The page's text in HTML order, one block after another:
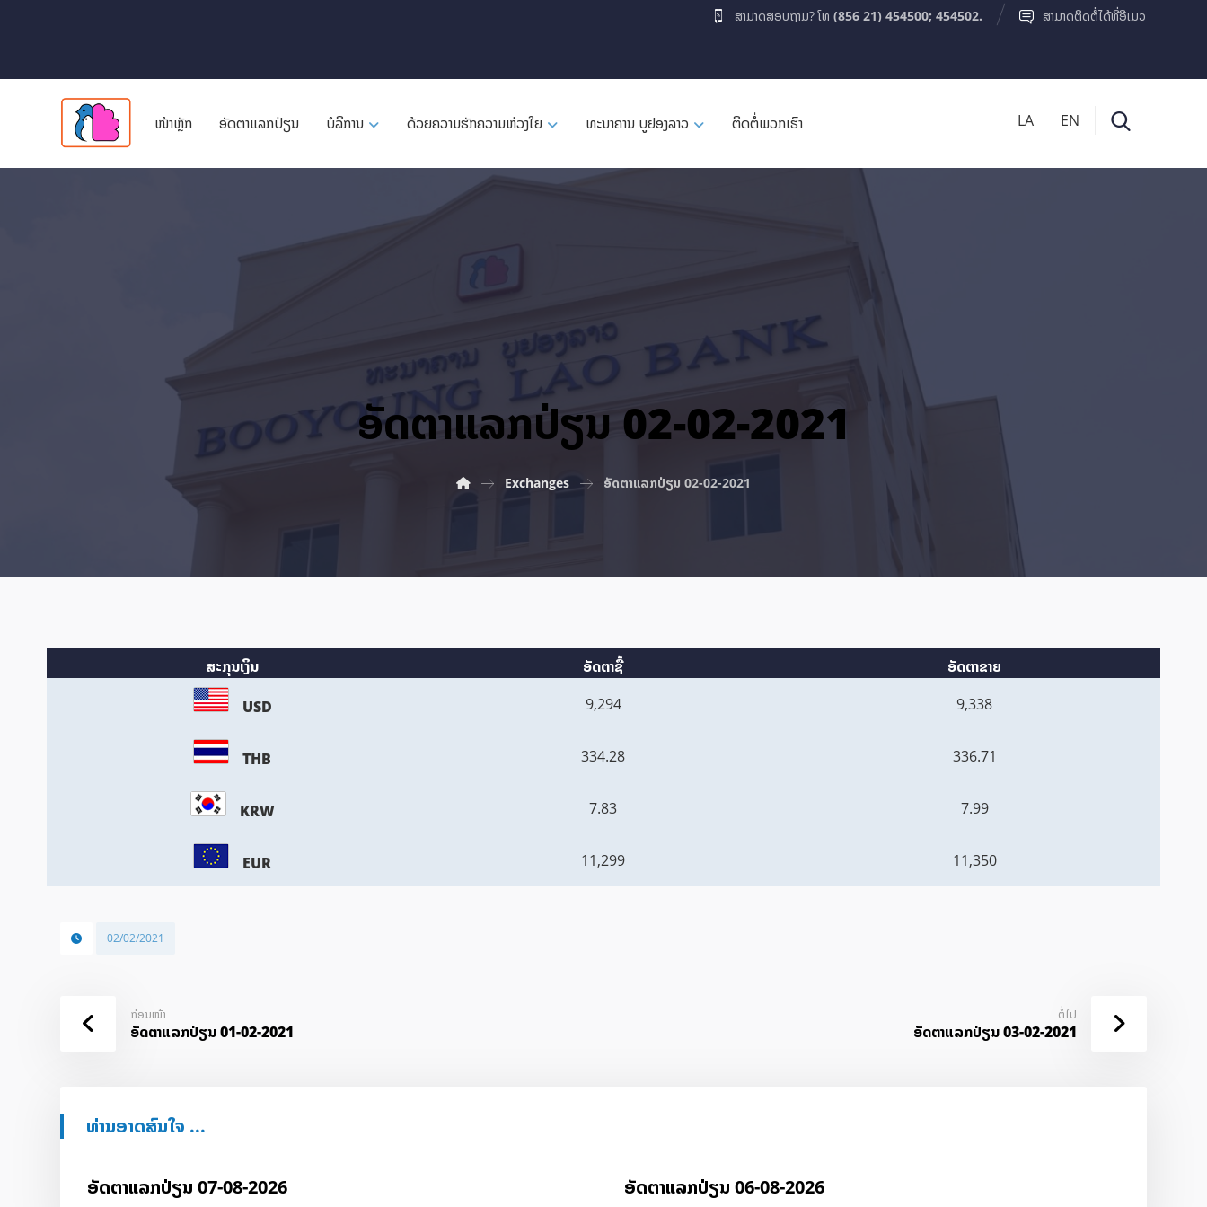
ສາມາດຕິດຕໍ່ໄດ້ທີ່ອີເມວ
ສາມາດສອບຖາມ? ໂທ(856 21) 454500; 454502.
ໜ້າຫຼັກ ອັດ​ຕາ​ແລກ​ປ່ຽນ ບໍລິການ ດ້ວຍຄວາມຮັກຄວາມຫ່ວງໃຍ ທະນາຄານ ບູຢອງລາວ ຕິດຕໍ່ພວກເຮົາ LA EN
ອັດ​ຕາ​ແລກ​ປ່ຽນ 02-02-2021
Exchanges ອັດ​ຕາ​ແລກ​ປ່ຽນ 02-02-2021
ສະກຸນເງິນ ອັດຕາຊື້ ອັດຕາຂາຍ
USD 9,294 9,338
THB 334.28 336.71
KRW 7.83 7.99
EUR 11,299 11,350
02/02/2021
ກ່ອນໜ້າ
ອັດ​ຕາ​ແລກ​ປ່ຽນ 01-02-2021
ຕໍ່ໄປ
ອັດ​ຕາ​ແລກ​ປ່ຽນ 03-02-2021
ທ່ານອາດສົນໃຈ ...
ອັດ​ຕາ​ແລກ​ປ່ຽນ 07-08-2026 ອັດ​ຕາ​ແລກ​ປ່ຽນ 06-08-2026